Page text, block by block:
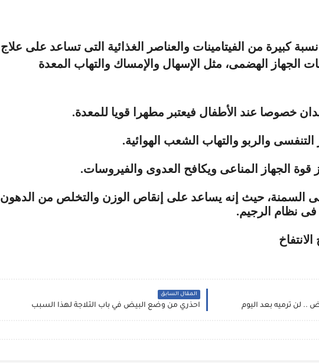
كبيرة من الفيتامينات والعناصر الغذائية التى تساعد على علاج
الجهاز الهضمى، مثل الإسهال والإمساك والتهاب المعدة
خصوصا عند الأطفال فيعتبر مطهرا قويا للمعدة.
والربو والتهاب الشعب الهوائية.
قوة الجهاز المناعى ويكافح العدوى والفيروسات.
حيث إنه يساعد على إنقاص الوزن والتخلص من الدهون
فى نظام الرجيم.
لن ترميه بعد اليوم
المقال السابق
احذري من وضع البيض في باب الثلاجة لهذا السبب